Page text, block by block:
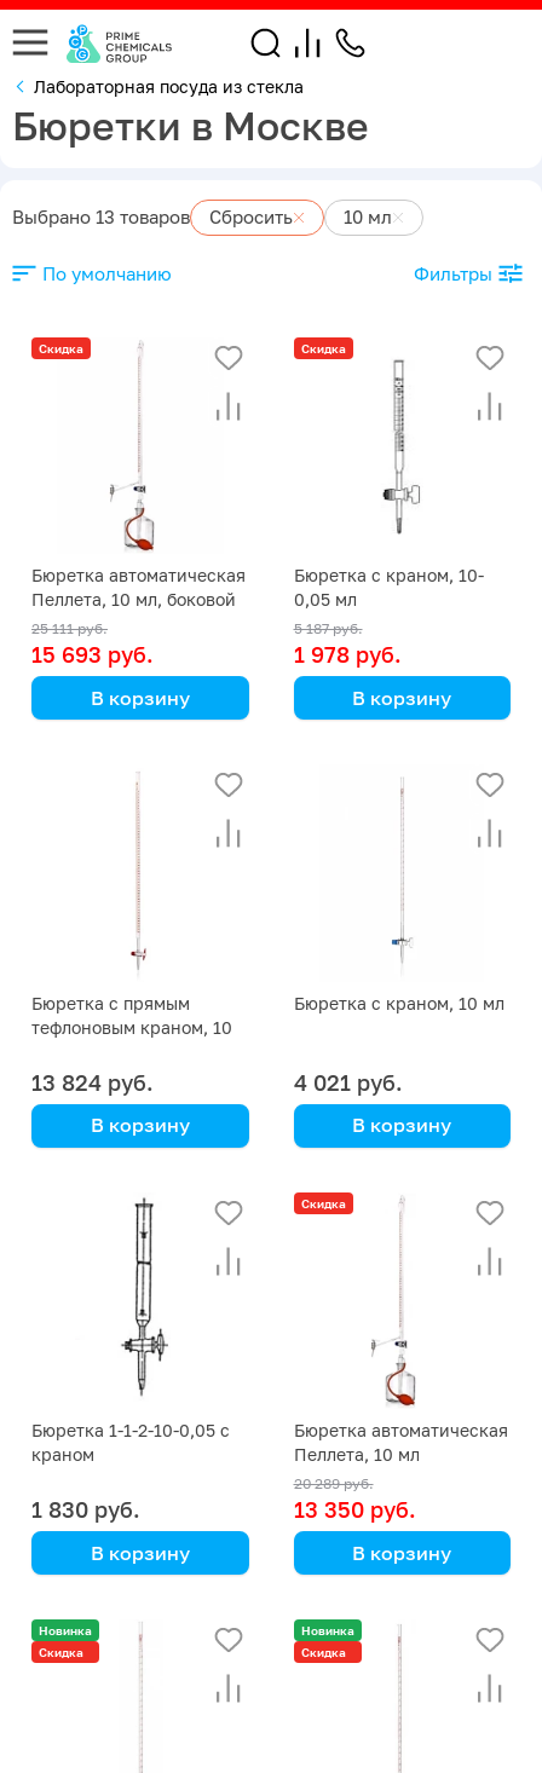
Лабораторная посуда из стекла
Бюретки в Москве
Выбрано 13 товаров Сбросить 10 мл
По умолчанию Фильтры
Скидка
Бюретка автоматическая
Пеллета, 10 мл, боковой
кран
25 111 руб.
15 693 руб.
В корзину
(Кат. № 1581/BL/632
436 210 619) (Simax)
Скидка
Бюретка с краном, 10-
0,05 мл
5 187 руб.
1 978 руб.
В корзину
(Кат. № 1567/В/632 435
106 619) (Simax)
Бюретка с прямым
тефлоновым краном, 10
Шелбаха, AS класс
13 824 руб.
В корзину
(Кат. № 1567 AS-
STK/N555 435 276 719)
Бюретка с краном, 10 мл
4 021 руб.
В корзину
(Кат. № 1567/A/632 435
156 619) (Simax)
Бюретка 1-1-2-10-0,05 с
краном
1 830 руб.
В корзину
Скидка
Бюретка автоматическая
Пеллета, 10 мл
20 289 руб.
13 350 руб.
В корзину
(Кат. № 1580/BL/632
436 110 619) (Simax)
Новинка
Скидка
Новинка
Скидка